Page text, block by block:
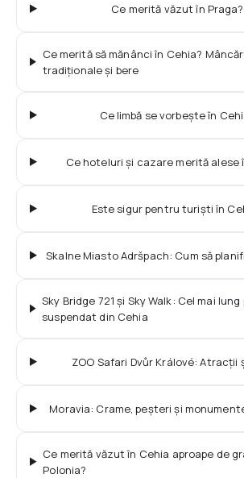
Ce merită văzut în Praga?
Ce merită să mănânci în Cehia?
tradiționale și bere
Ce limbă se vorbește în
Ce hoteluri și cazare merită alese
Este sigur pentru turiști în
Skalne Miasto Adršpach: Cum să
Sky Bridge 721 și Sky Walk: Cel mai lung
suspendat din Cehia
ZOO Safari Dvůr Králové: Atracții
Moravia: Crame, peșteri și
Ce merită văzut în Cehia aproape de
Polonia?